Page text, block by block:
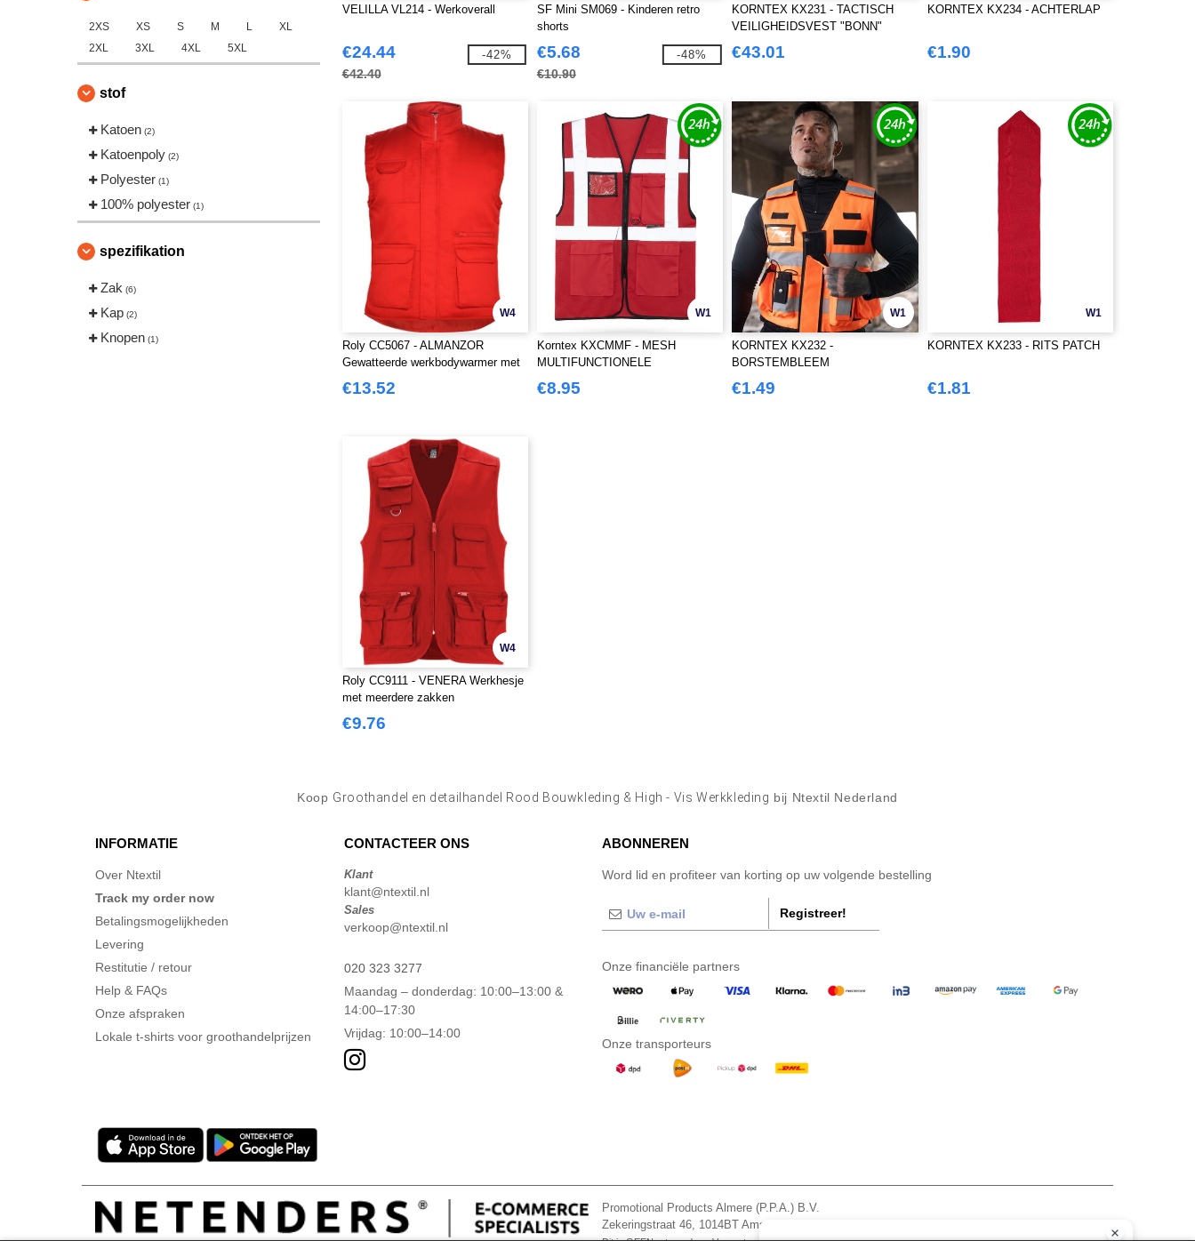
2XS XS S M L
XL
2XL
3XL 4XL 5XL
stof
Katoen (2)
Katoenpoly (2)
Polyester (1)
100% polyester (1)
spezifikation
Zak (6)
Kap (2)
Knopen (1)
VELILLA VL214 - Werkoverall
€24.44
€42.40
-42%
SF Mini SM069 - Kinderen retro
shorts
€5.68
€10.90
-48%
KORNTEX KX231 - TACTISCH
VEILIGHEIDSVEST "BONN"
€43.01
KORNTEX KX234 - ACHTERLAP
€1.90
W4
Roly CC5067 - ALMANZOR
Gewatteerde werkbodywarmer met
meerdere zakken en verlengde
achterkant
€13.52
W1
Korntex KXCMMF - MESH
MULTIFUNCTIONELE
VEILIGHEIDSVEST "LARISA"
€8.95
W1
KORNTEX KX232 -
BORSTEMBLEEM
€1.49
W1
KORNTEX KX233 - RITS PATCH
€1.81
W4
Roly CC9111 - VENERA Werkhesje
met meerdere zakken
€9.76
Koop Groothandel en detailhandel Rood Bouwkleding & High - Vis Werkkleding bij Ntextil Nederland
INFORMATIE
Over Ntextil
Track my order now
Betalingsmogelijkheden
Levering
Restitutie / retour
Help & FAQs
Onze afspraken
Lokale t-shirts voor groothandelprijzen
CONTACTEER ONS
Klant
klant@ntextil.nl
Sales
verkoop@ntextil.nl
020 323 3277
Maandag – donderdag: 10:00–13:00 &
14:00–17:30
Vrijdag: 10:00–14:00
ABONNEREN
Word lid en profiteer van korting op uw volgende bestelling
Registreer!
Onze financiële partners
Onze transporteurs
Promotional Products Almere (P.P.A.) B.V.
Zekeringstraat 46, 1014BT Amsterdam - VAT NL 005596191B03 - KvK 39066321